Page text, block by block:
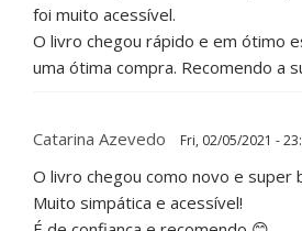
foi muito acessível.
O livro chegou rápido e em ótimo
uma ótima compra. Recomendo a
Catarina Azevedo Fri, 02/05/2021 -
O livro chegou como novo e super
Muito simpática e acessível!